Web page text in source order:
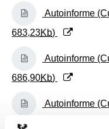
(Abre una
Autoinforme
683,23Kb)
(Abre una
Autoinforme
686,90Kb)
(Abre una
Autoinforme
467,48